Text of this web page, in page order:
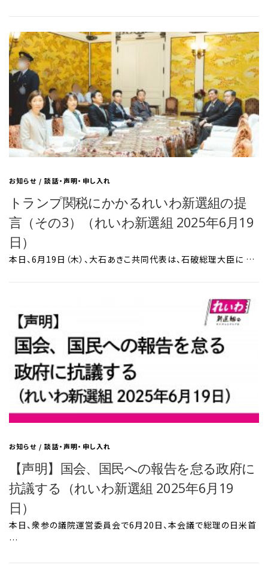
お知らせ/談話・声明・申し入れ
トランプ関税にかかるれいわ新選組の提
言（その3）（れいわ新選組 2025年6月19
日）
本日、6月19日（木）、大石あきこ共同代表は、石破総理大臣に …
お知らせ/談話・声明・申し入れ
【声明】国会、国民への報告を怠る政府に
抗議する（れいわ新選組 2025年6月19
日）
本日、衆参の議院運営委員会で6月20日、本会議で総理の日米首
…